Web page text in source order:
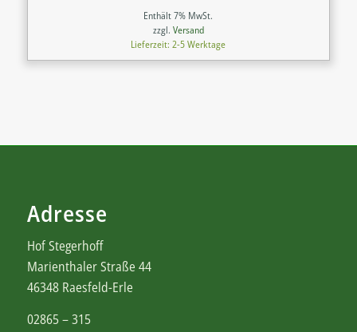
Enthält 7% MwSt.
zzgl. Versand
Lieferzeit: 2-5 Werktage
Adresse
Hof Stegerhoff
Marienthaler Straße 44
46348 Raesfeld-Erle
02865 – 315